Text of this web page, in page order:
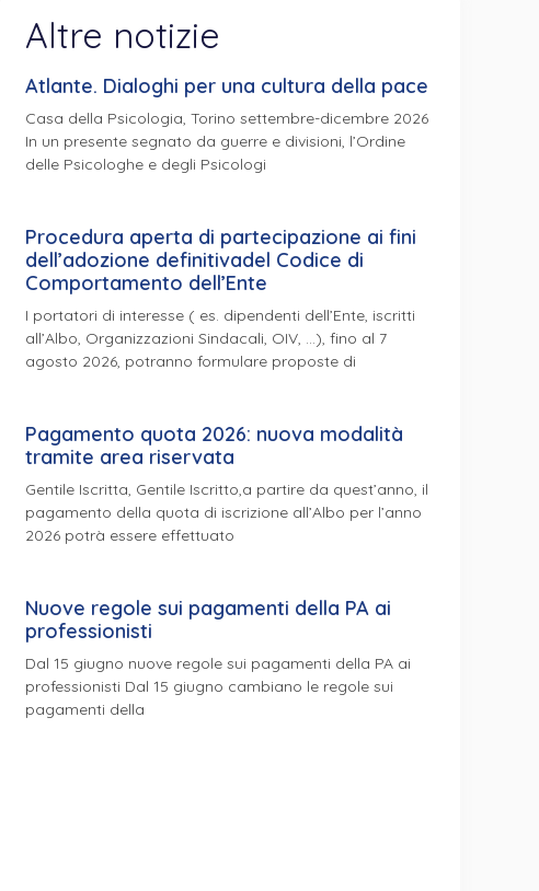
Altre notizie
Atlante. Dialoghi per una cultura della pace
Casa della Psicologia, Torino settembre-dicembre 2026
In un presente segnato da guerre e divisioni, l’Ordine
delle Psicologhe e degli Psicologi
Procedura aperta di partecipazione ai fini
dell’adozione definitivadel Codice di
Comportamento dell’Ente
I portatori di interesse ( es. dipendenti dell’Ente, iscritti
all’Albo, Organizzazioni Sindacali, OIV, …), fino al 7
agosto 2026, potranno formulare proposte di
Pagamento quota 2026: nuova modalità
tramite area riservata
Gentile Iscritta, Gentile Iscritto,a partire da quest’anno, il
pagamento della quota di iscrizione all’Albo per l’anno
2026 potrà essere effettuato
Nuove regole sui pagamenti della PA ai
professionisti
Dal 15 giugno nuove regole sui pagamenti della PA ai
professionisti Dal 15 giugno cambiano le regole sui
pagamenti della